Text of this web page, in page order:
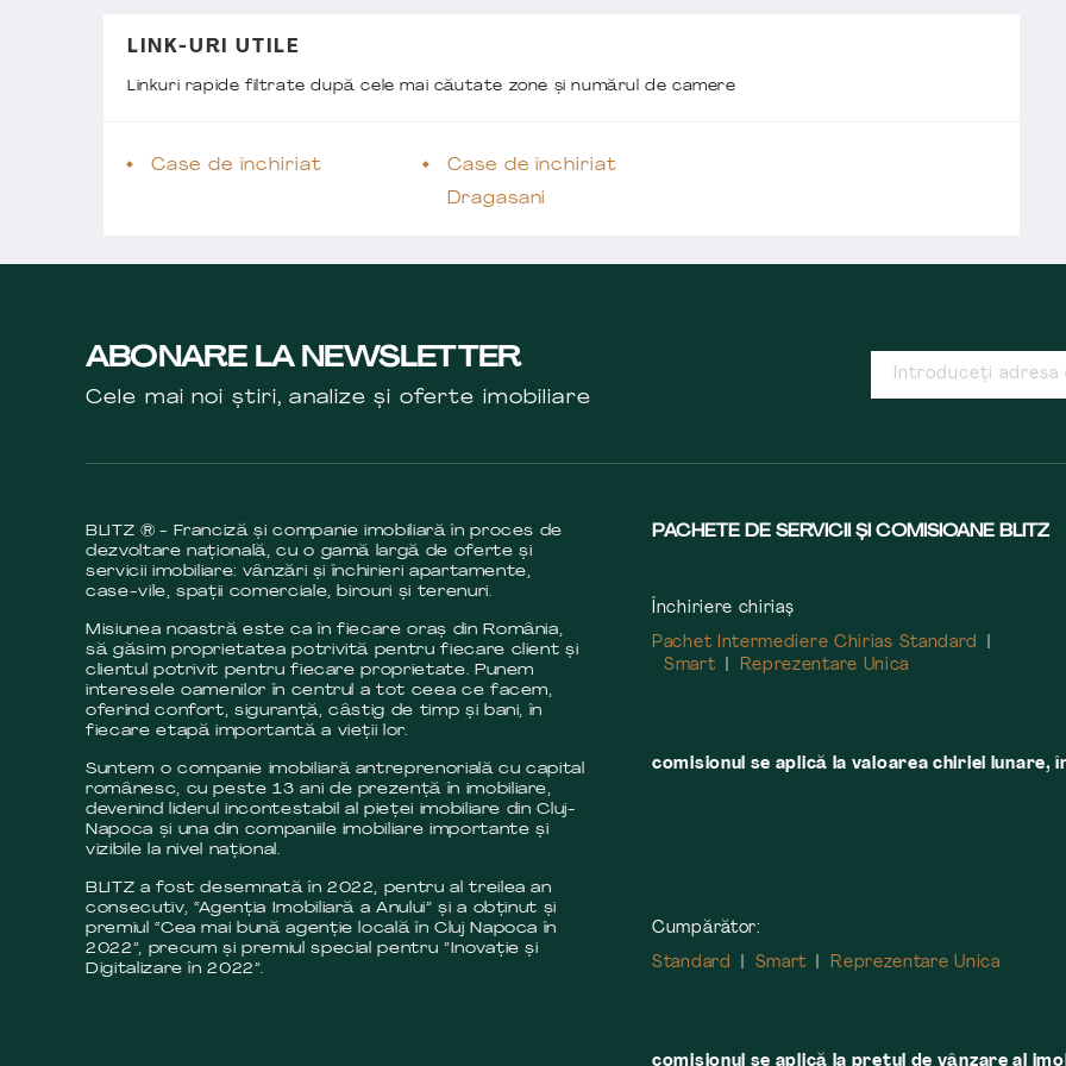
LINK-URI UTILE
Linkuri rapide filtrate după cele mai căutate zone și numărul de camere
Case de închiriat
Case de închiriat
Dragasani
ABONARE LA NEWSLETTER
Cele mai noi știri, analize și oferte imobiliare
BLITZ ® - Franciză și companie imobiliară în proces de
dezvoltare națională, cu o gamă largă de oferte și
servicii imobiliare: vânzări și închirieri apartamente,
case-vile, spații comerciale, birouri și terenuri.
Misiunea noastră este ca în fiecare oraș din România,
să găsim proprietatea potrivită pentru fiecare client și
clientul potrivit pentru fiecare proprietate. Punem
interesele oamenilor în centrul a tot ceea ce facem,
oferind confort, siguranță, câstig de timp și bani, în
fiecare etapă importantă a vieții lor.
Suntem o companie imobiliară antreprenorială cu capital
românesc, cu peste 13 ani de prezență în imobiliare,
devenind liderul incontestabil al pieței imobiliare din Cluj-
Napoca și una din companiile imobiliare importante și
vizibile la nivel național.
BLITZ a fost desemnată în 2022, pentru al treilea an
consecutiv, “Agenția Imobiliară a Anului” și a obținut și
premiul “Cea mai bună agenție locală în Cluj Napoca în
2022”, precum și premiul special pentru ”Inovație și
Digitalizare în 2022”.
PACHETE DE SERVICII ȘI COMISIOANE BLITZ
Închiriere chiriaș
Pachet Intermediere Chirias Standard
Smart
Reprezentare Unica
comisionul se aplică la valoarea chiriei
Cumpărător:
Standard
Smart Reprezentare Unica
comisionul se aplică la preţul de vânzare al